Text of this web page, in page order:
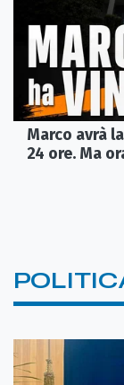
Marco avrà
24 ore. Ma